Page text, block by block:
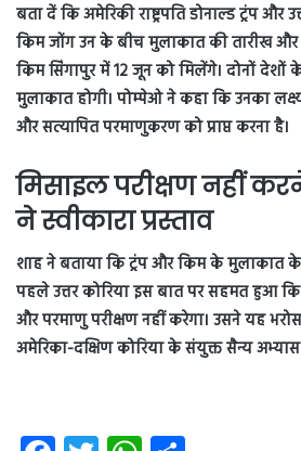
बता दें कि अमेरिकी राष्ट्रपति डोनाल्ड ट्रंप और
किम जोंग उन के बीच मुलाकात की तारीख
किम सिंगापुर में 12 जून को मिलेंगे। दोनों
मुलाकात होगी। पोम्पेओ ने कहा कि उनका लक्ष्य
और सत्यापित परमाणुकरण को प्राप्त करना है।
मिसाइल परीक्षण नहीं
ने स्वीकारा प्रस्ताव
शाह ने बताया कि ट्रंप और किम के मुलाकात के
पहले उत्तर कोरिया इस बात पर सहमत हुआ
और परमाणु परीक्षण नहीं करेगा। उसने यह
अमेरिका-दक्षिण कोरिया के संयुक्त सैन्य